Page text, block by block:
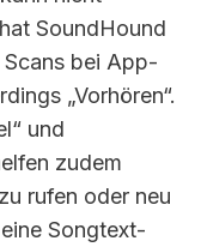
SoundHound
bei App-
„Vorhören“.
und
zudem
rufen oder neu
Songtext-